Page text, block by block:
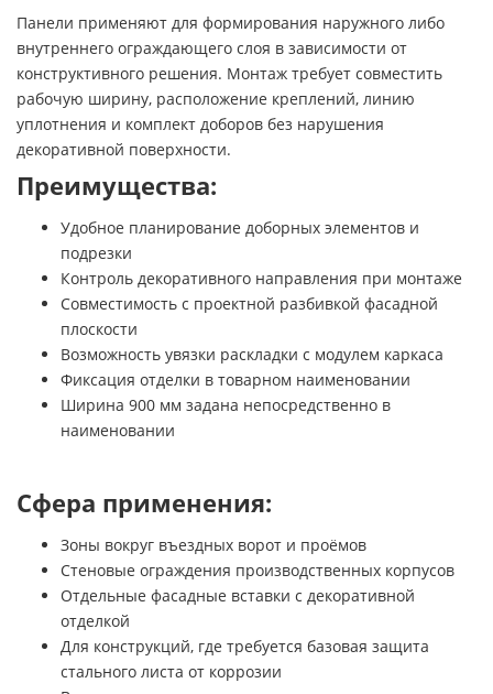
Панели применяют для формирования наружного либо
внутреннего ограждающего слоя в зависимости от
конструктивного решения. Монтаж требует совместить
рабочую ширину, расположение креплений, линию
уплотнения и комплект доборов без нарушения
декоративной поверхности.
Преимущества:
Удобное планирование доборных элементов и
подрезки
Контроль декоративного направления при монтаже
Совместимость с проектной разбивкой фасадной
плоскости
Возможность увязки раскладки с модулем каркаса
Фиксация отделки в товарном наименовании
Ширина 900 мм задана непосредственно в
наименовании
Сфера применения:
Зоны вокруг въездных ворот и проёмов
Стеновые ограждения производственных корпусов
Отдельные фасадные вставки с декоративной
отделкой
Для конструкций, где требуется базовая защита
стального листа от коррозии